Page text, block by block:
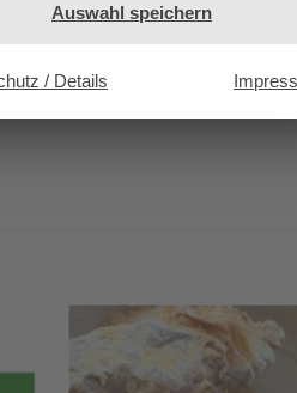
Auswahl speichern
/ Details
Pflanzen – Myrrhe, Palo Santo
Kräutern, Hölzern & Harzen –